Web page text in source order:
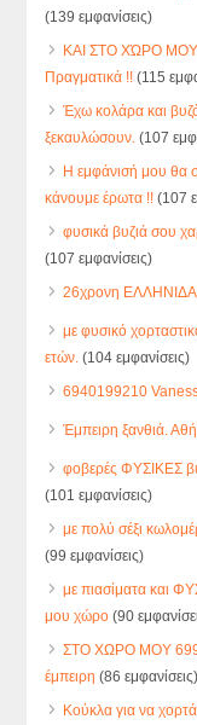
(139 εμφανίσεις)
ΚΑΙ ΣΤΟ ΧΏΡΟ ΜΟΥ
Πραγματικά !! (115
Έχω κολάρα και
ξεκαυλώσουν. (107
Η εμφάνισή μου θα
κάνουμε έρωτα !! (107
φυσικά βυζιά σου
(107 εμφανίσεις)
26χρονη
με φυσικό
ετών. (104 εμφανίσεις)
6940199210
Έμπειρη ξανθιά.
φοβερές ΦΥΣΙΚΕΣ
(101 εμφανίσεις)
με πολύ σέξι
(99 εμφανίσεις)
με πιασίματα και
μου χώρο (90
ΣΤΟ ΧΩΡΟ ΜΟΥ
έμπειρη (86 εμφανίσεις)
Κούκλα για να